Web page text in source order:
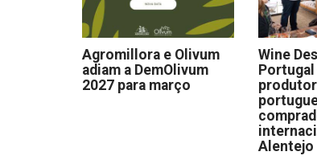
Agromillora e Olivum
adiam a DemOlivum
2027 para março
Wine
Alentejo